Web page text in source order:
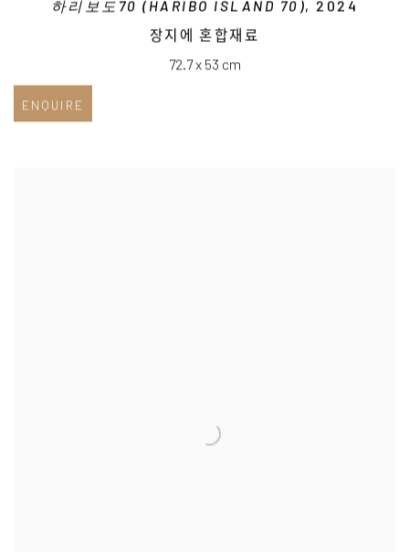
하리보도70 (HARIBO ISLAND 70), 2024
장지에 혼합재료
72.7 x 53 cm
ENQUIRE